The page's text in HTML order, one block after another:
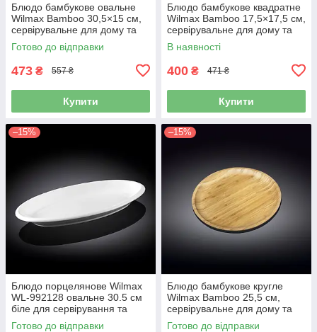
Блюдо бамбукове овальне
Wilmax Bamboo 30,5×15 см,
сервірувальне для дому та
кафе (WL-771059)
Готово до відправки
473 ₴ 557 ₴
Купити
Блюдо бамбукове квадратне
Wilmax Bamboo 17,5×17,5 см,
сервірувальне для дому та
кафе (WL-771020)
В наявності
400 ₴ 471 ₴
Купити
–15%
Блюдо порцелянове Wilmax
WL-992128 овальне 30.5 см
біле для сервірування та
подавання
Готово до відправки
–15%
Блюдо бамбукове кругле
Wilmax Bamboo 25,5 см,
сервірувальне для дому та
кафе (WL-771034)
Готово до відправки